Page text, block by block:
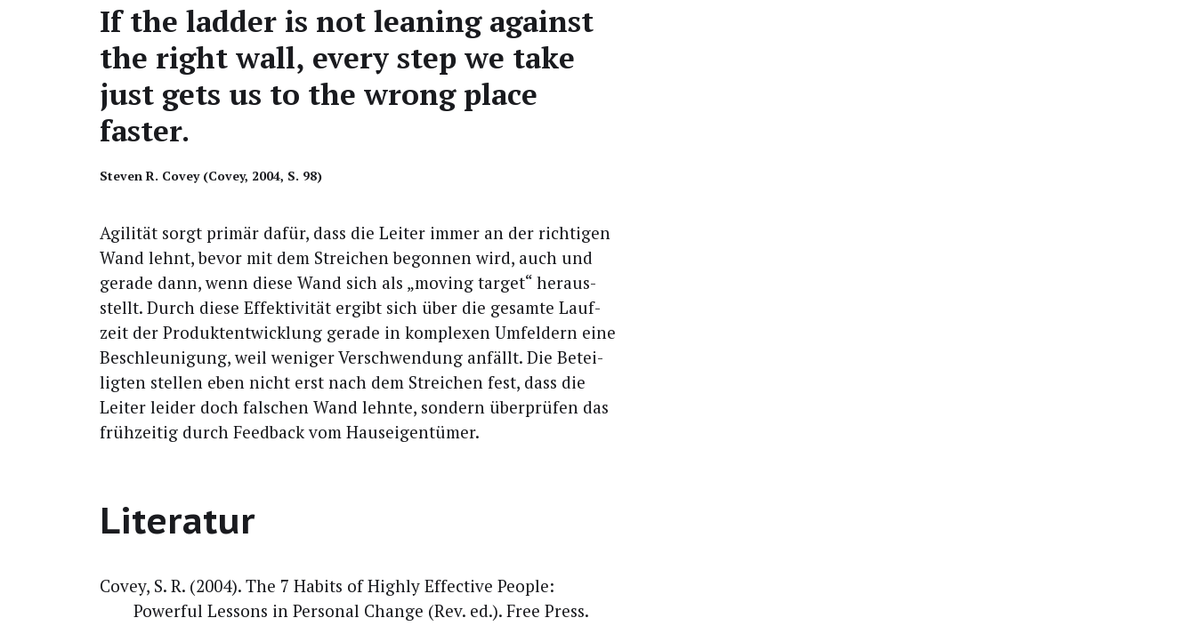
If the lad­der is not lea­ning against
the right wall, every step we take
just gets us to the wrong place
faster.
Ste­ven R. Covey (Covey, 2004, S. 98)
Agi­li­tät sorgt pri­mär dafür, dass die Lei­ter immer an der rich­ti­gen
Wand lehnt, bevor mit dem Strei­chen begon­nen wird, auch und
gera­de dann, wenn die­se Wand sich als „moving tar­get“ her­aus­
stellt. Durch die­se Effek­ti­vi­tät ergibt sich über die gesam­te Lauf­
zeit der Pro­dukt­ent­wick­lung gera­de in kom­ple­xen Umfel­dern eine
Beschleu­ni­gung, weil weni­ger Ver­schwen­dung anfällt. Die Betei­
lig­ten stel­len eben nicht erst nach dem Strei­chen fest, dass die
Lei­ter lei­der doch fal­schen Wand lehn­te, son­dern über­prü­fen das
früh­zei­tig durch Feed­back vom Hauseigentümer.
Literatur
Covey, S. R. (2004). The 7 Habits of High­ly Effec­ti­ve Peo­p­le:
Powerful Les­sons in Per­so­nal Chan­ge (Rev. ed.). Free Press.